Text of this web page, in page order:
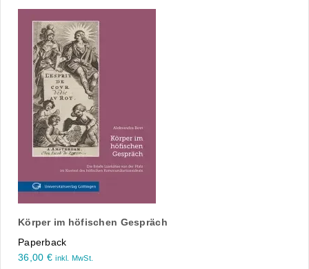
Körper im höfischen Gespräch
Paperback
36,00 € inkl. MwSt.